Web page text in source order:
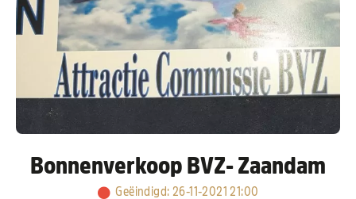
Bonnenverkoop BVZ- Zaandam
Geëindigd: 26-11-2021 21:00